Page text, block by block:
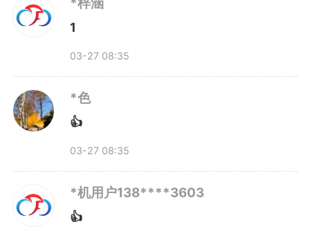
听听孩子们怎么看春假↑
春假的意义，从来不只是“多
放几天假”。从教育角度看，它是
让学生调整状态、缓解倦怠；从经
济角度看，它是激活文旅消费、分
流出游压力；但从最朴素的家庭角
度看，它就是父母能陪孩子看看春
*梓涵
1
03-27 08:35
*色
👍
03-27 08:35
*机用户138****3603
👍